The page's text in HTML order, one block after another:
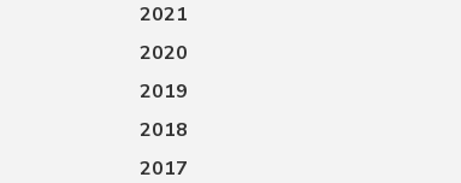
2021
2020
2019
2018
2017